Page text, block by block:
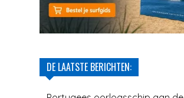
DE LAATSTE BERICHTEN: